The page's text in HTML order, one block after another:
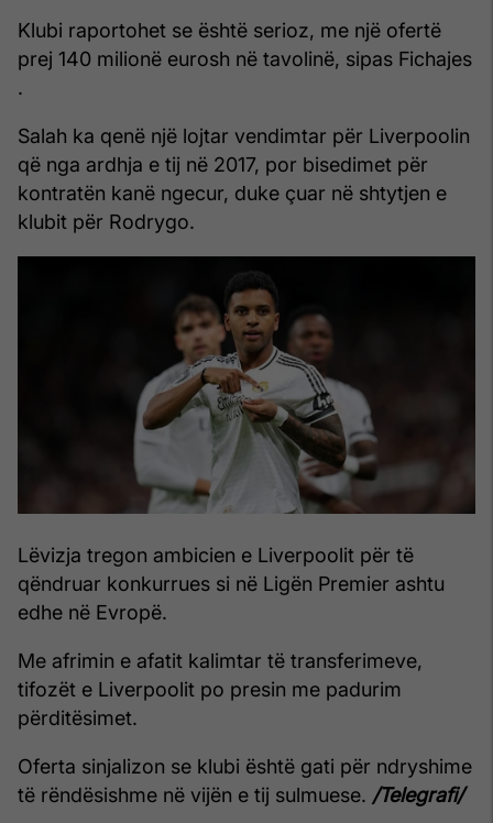
Klubi raportohet se është serioz, me një ofertë
prej 140 milionë eurosh në tavolinë, sipas Fichajes
.
Salah ka qenë një lojtar vendimtar për Liverpoolin
që nga ardhja e tij në 2017, por bisedimet për
kontratën kanë ngecur, duke çuar në shtytjen e
klubit për Rodrygo.
Lëvizja tregon ambicien e Liverpoolit për të
qëndruar konkurrues si në Ligën Premier ashtu
edhe në Evropë.
Me afrimin e afatit kalimtar të transferimeve,
tifozët e Liverpoolit po presin me padurim
përditësimet.
Oferta sinjalizon se klubi është gati për ndryshime
të rëndësishme në vijën e tij sulmuese. /Telegrafi/